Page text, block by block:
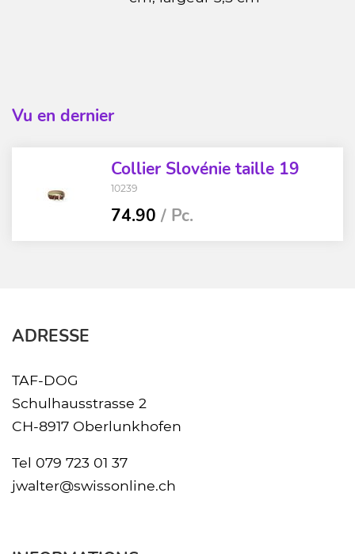
Vu en dernier
Collier Slovénie taille 19
10239
74.90 / Pc.
ADRESSE
TAF-DOG
Schulhausstrasse 2
CH-8917 Oberlunkhofen
Tel 079 723 01 37
jwalter@swissonline.ch